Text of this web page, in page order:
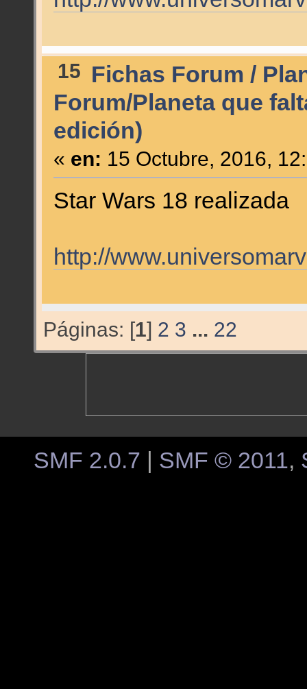
15 Fichas Forum /
Forum/Planeta que
edición)
« en: 15 Octubre, 2016,
Star Wars 18 realizada
http://
Páginas: [1] 2 3 ... 22
SMF 2.0.7 SMF © 2011,